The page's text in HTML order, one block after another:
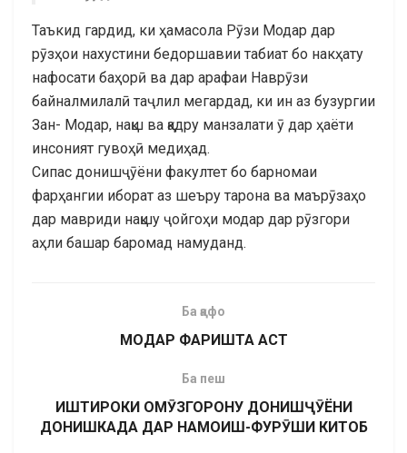
Таъкид гардид, ки ҳамасола Рӯзи Модар дар
рӯзҳои нахустини бедоршавии табиат бо накҳату
нафосати баҳорӣ ва дар арафаи Наврӯзи
байналмилалӣ таҷлил мегардад, ки ин аз бузургии
Зан- Модар, нақш ва қадру манзалати ӯ дар ҳаёти
инсоният гувоҳӣ медиҳад.
Сипас донишҷӯёни факултет бо барномаи
фарҳангии иборат аз шеъру тарона ва маърӯзаҳо
дар мавриди нақшу ҷойгоҳи модар дар рӯзгори
аҳли башар баромад намуданд.
Ба қафо
МОДАР ФАРИШТА АСТ
Ба пеш
ИШТИРОКИ ОМӮЗГОРОНУ ДОНИШҶӮЁНИ
ДОНИШКАДА ДАР НАМОИШ-ФУРӮШИ КИТОБ